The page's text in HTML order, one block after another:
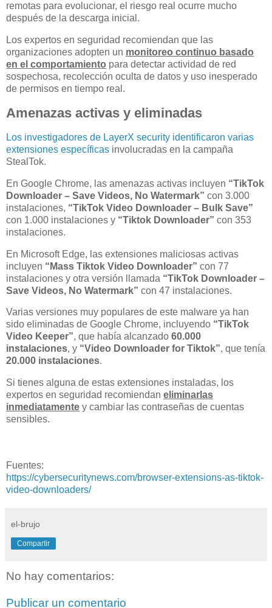
remotas para evolucionar, el riesgo real ocurre mucho
después de la descarga inicial.
Los expertos en seguridad recomiendan que las
organizaciones adopten un monitoreo continuo basado
en el comportamiento para detectar actividad de red
sospechosa, recolección oculta de datos y uso inesperado
de permisos en tiempo real.
Amenazas activas y eliminadas
Los investigadores de LayerX security identificaron varias
extensiones específicas involucradas en la campaña
StealTok.
En Google Chrome, las amenazas activas incluyen “TikTok
Downloader – Save Videos, No Watermark” con 3.000
instalaciones, “TikTok Video Downloader – Bulk Save”
con 1.000 instalaciones y “Tiktok Downloader” con 353
instalaciones.
En Microsoft Edge, las extensiones maliciosas activas
incluyen “Mass Tiktok Video Downloader” con 77
instalaciones y otra versión llamada “TikTok Downloader –
Save Videos, No Watermark” con 47 instalaciones.
Varias versiones muy populares de este malware ya han
sido eliminadas de Google Chrome, incluyendo “TikTok
Video Keeper”, que había alcanzado 60.000
instalaciones, y “Video Downloader for Tiktok”, que tenía
20.000 instalaciones.
Si tienes alguna de estas extensiones instaladas, los
expertos en seguridad recomiendan eliminarlas
inmediatamente y cambiar las contraseñas de cuentas
sensibles.
Fuentes:
https://cybersecuritynews.com/browser-extensions-as-tiktok-
video-downloaders/
el-brujo
Compartir
No hay comentarios:
Publicar un comentario